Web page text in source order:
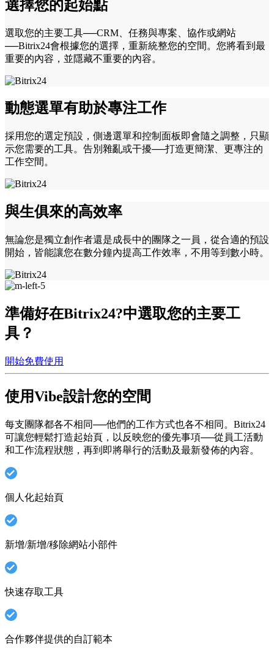
選擇您的起始點
選取您的主要工具──CRM、任務與專案、協作或網站
──Bitrix24會根據您的選擇，重新統整您的空間。您將看到最
重要的內容，並隱藏不重要的內容。
動態選單有助於專注工作
採用您的選定預設，側邊選單和控制面板即會隨之調整，只顯
示您需要的工具。告別雜亂或干擾──打造更簡潔、更專注的
工作空間。
與生俱來的高效率
無論您是獨立創作者還是成長中的團隊之一員，從合適的預設
開始，皆能讓您在數分鐘內提高工作效率，不用等到數小時。
準備好在Bitrix24?中選取您的主要工
具？
開始免費使用
使用Vibe設計您的空間
每支團隊都各不相同──他們的工作方式也各不相同。Bitrix24
可讓您輕鬆打造起始頁，以反映您的優先事項──從員工活動
和工作流程狀態，再到即將舉行的活動及最新發佈的內容。
個人化起始頁
新增/新增/移除網站小部件
快速存取工具
合作夥伴提供的自訂範本